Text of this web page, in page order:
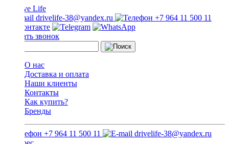
drivelife-38@yandex.ru +7 964 11 500 11
Заказать звонок
О нас
Доставка и оплата
Наши клиенты
Контакты
Как купить?
Бренды
+7 964 11 500 11 drivelife-38@yandex.ru